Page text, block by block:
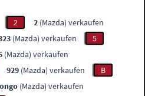
2 2 (Mazda) verkaufen
(Mazda) verkaufen
5
(Mazda) verkaufen
929 (Mazda) verkaufen
B
(Mazda) verkaufen